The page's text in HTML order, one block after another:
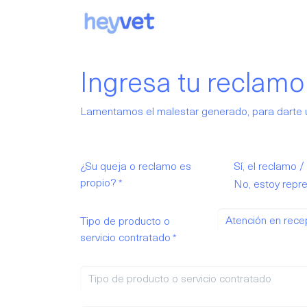
Ingresa tu reclamo
Lamentamos el malestar generado, para
¿Su queja o reclamo es
propio? *
Sí, el reclamo
No, estoy
Tipo de producto o
servicio contratado *